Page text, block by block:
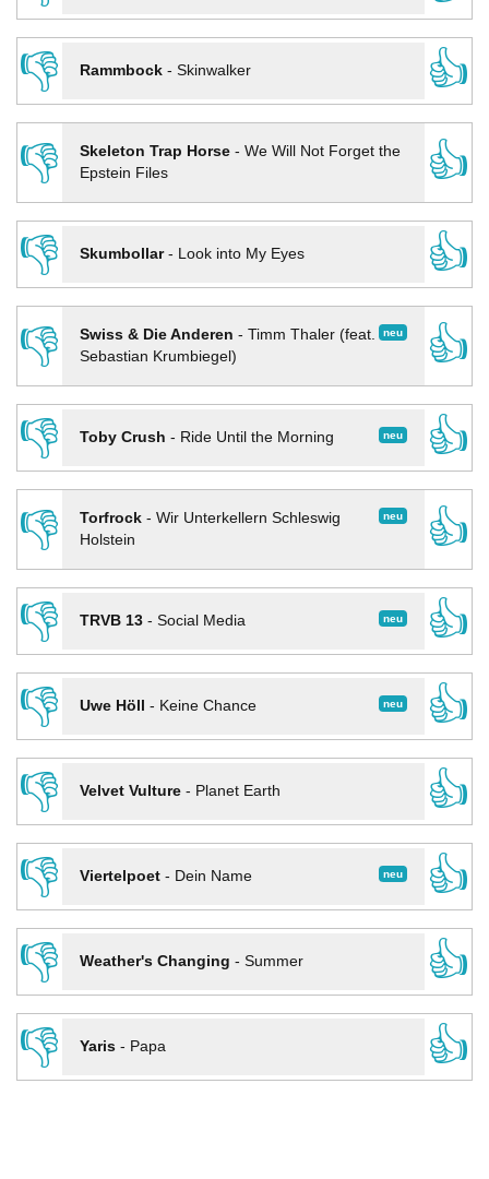
👎
Rammbock- Skinwalker
👍
👎
Skeleton Trap Horse- We Will Not Forget the
Epstein Files
👍
👎
Skumbollar- Look into My Eyes
👍
👎
neu
Swiss & Die Anderen - Timm Thaler (feat.
Sebastian Krumbiegel)
👍
👎
neu
Toby Crush - Ride Until the Morning
👍
👎
neu
Torfrock- Wir Unterkellern Schleswig
Holstein
👍
👎
neu
TRVB 13- Social Media
👍
👎
neu
Uwe Höll - Keine Chance
👍
👎
Velvet Vulture- Planet Earth
👍
👎
neu
Viertelpoet- Dein Name
👍
👎
Weather's Changing - Summer
👍
👎
Yaris- Papa 👍